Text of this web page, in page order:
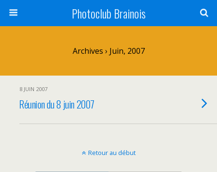
Photoclub Brainois
Archives › Juin, 2007
8 JUIN 2007
Réunion du 8 juin 2007
Retour au début